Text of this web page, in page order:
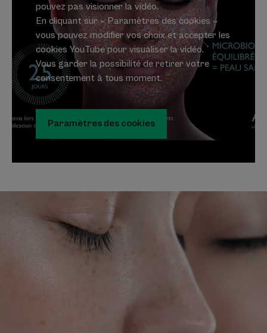
pouvez pas visionner la vidéo.
En cliquant sur « Paramètres des cookies »
vous pouvez modifier vos choix et accepter les
cookies YouTube pour visualiser la vidéo.
Vous garder la possibilité de retirer votre
consentement à tous moment.
Paramètres des cookies